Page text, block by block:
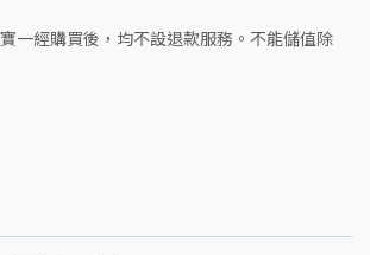
一經購買後，均不設退款服務。不能儲值除